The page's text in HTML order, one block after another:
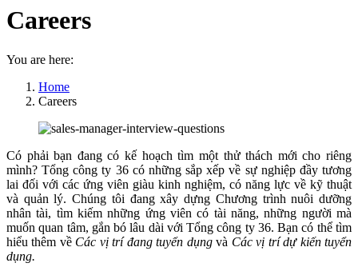
Careers
You are here:
Home
Careers
Có phải bạn đang có kế hoạch tìm một thử thách mới cho riêng
mình? Tổng công ty 36 có những sắp xếp về sự nghiệp đầy tương
lai đối với các ứng viên giàu kinh nghiệm, có năng lực về kỹ thuật
và quản lý. Chúng tôi đang xây dựng Chương trình nuôi dưỡng
nhân tài, tìm kiếm những ứng viên có tài năng, những người mà
muốn quan tâm, gắn bó lâu dài với Tổng công ty 36. Bạn có thể tìm
hiểu thêm về Các vị trí đang tuyển dụngvà Các vị trí dự kiến tuyển
dụng.